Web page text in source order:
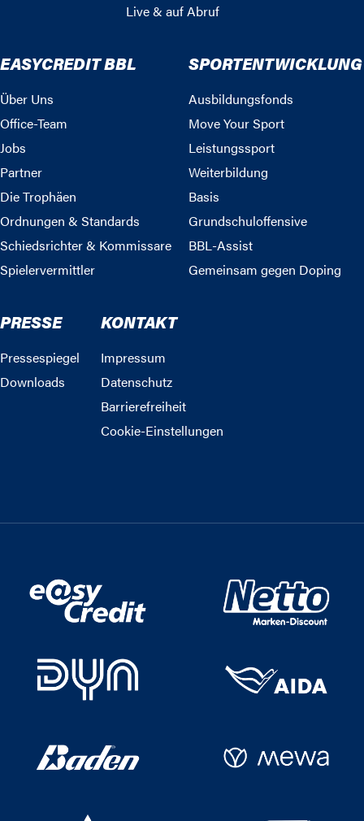
Live & auf Abruf
EASYCREDIT BBL
Über Uns
Office-Team
Jobs
Partner
Die Trophäen
Ordnungen & Standards
Schiedsrichter & Kommissare
Spielervermittler
SPORTENTWICKLUNG
Ausbildungsfonds
Move Your Sport
Leistungssport
Weiterbildung
Basis
Grundschuloffensive
BBL-Assist
Gemeinsam gegen Doping
PRESSE
Pressespiegel
Downloads
KONTAKT
Impressum
Datenschutz
Barrierefreiheit
Cookie-Einstellungen